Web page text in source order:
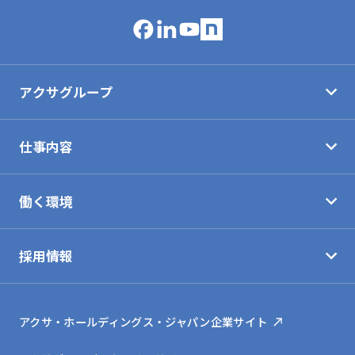
アクサグループ
パーパス・ビジョン
グループ概要
サステナビリティの取組み
仕事内容
保険会社の仕事
働く環境
キャリア
採用情報
アクサ生命採用サイト
アクサ・ホールディングス・ジャパン企業サイト